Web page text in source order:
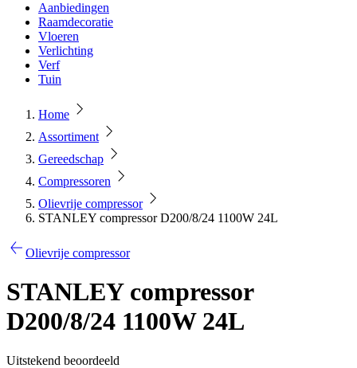
Aanbiedingen
Raamdecoratie
Vloeren
Verlichting
Verf
Tuin
Home
Assortiment
Gereedschap
Compressoren
Olievrije compressor
STANLEY compressor D200/8/24 1100W 24L
Olievrije compressor
STANLEY compressor
D200/8/24 1100W 24L
Uitstekend beoordeeld